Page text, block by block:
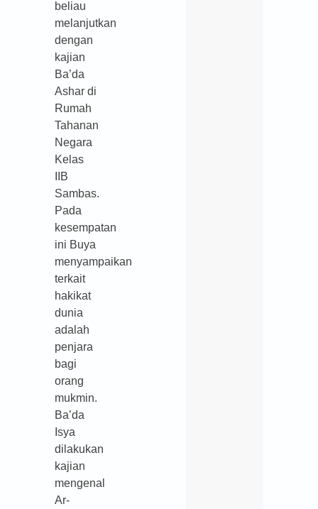
beliau
melanjutkan
dengan
kajian
Ba’da
Ashar di
Rumah
Tahanan
Negara
Kelas
IIB
Sambas.
Pada
kesempatan
ini Buya
menyampaikan
terkait
hakikat
dunia
adalah
penjara
bagi
orang
mukmin.
Ba’da
Isya
dilakukan
kajian
mengenal
Ar-